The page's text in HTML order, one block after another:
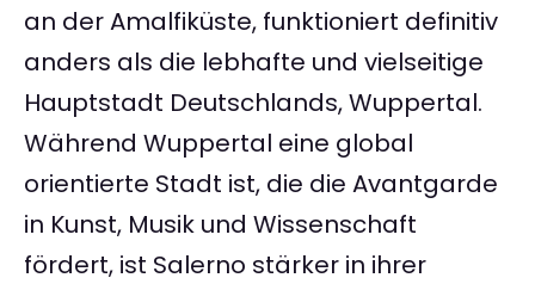
an der Amalfiküste, funktioniert definitiv
anders als die lebhafte und vielseitige
Hauptstadt Deutschlands, Wuppertal.
Während Wuppertal eine global
orientierte Stadt ist, die die Avantgarde
in Kunst, Musik und Wissenschaft
fördert, ist Salerno stärker in ihrer